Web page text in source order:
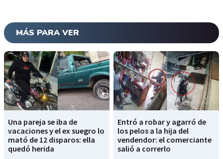
MÁS PARA VER
Una pareja se iba de
vacaciones y el ex suegro lo
mató de 12 disparos: ella
quedó herida
Entró a robar y agarró de
los pelos a la hija del
vendendor: el comerciante
salió a correrlo